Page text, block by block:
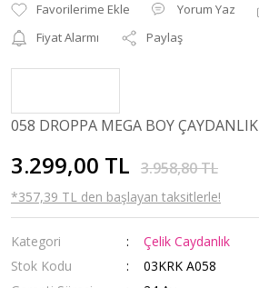
Yorum Yaz
Fiyat Alarmı
Paylaş
058 DROPPA MEGA BOY ÇAYDANLIK
3.299,00 TL 3.958,80 TL
*357,39 TL den başlayan taksitlerle!
Kategori
Çelik Caydanlık
Stok Kodu
03KRK A058